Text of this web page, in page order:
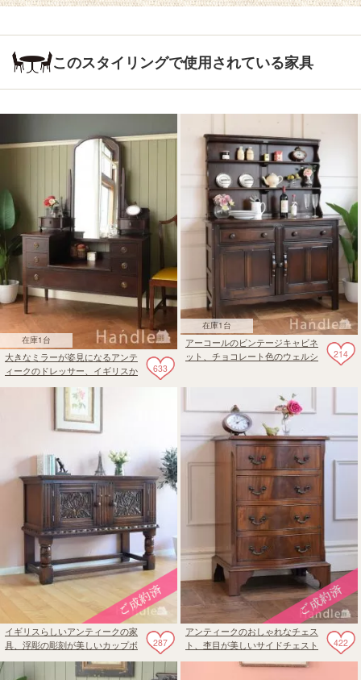
このスタイリングで使用されている家具
在庫1台
633
大きなミラーが姿見になるアンテ
ィークのドレッサー、イギリスか
ら届いたマホガニー材のおしゃれ
在庫1台
214
アーコールのビンテージキャビネ
ット、チョコレート色のウェルシ
287
イギリスらしいアンティークの家
具、浮彫の彫刻が美しいカップボ
422
アンティークのおしゃれなチェス
ト、杢目が美しいサイドチェスト